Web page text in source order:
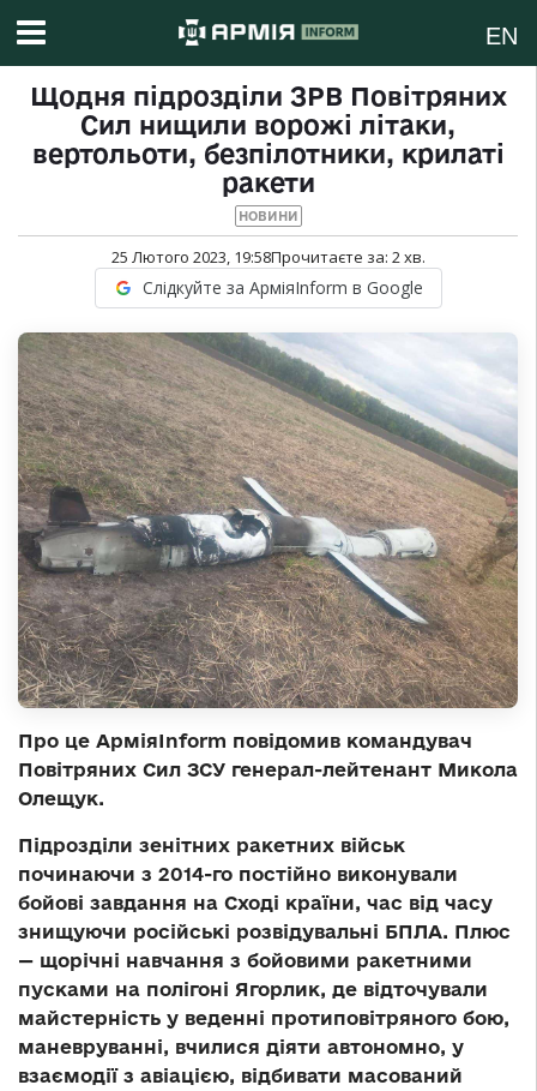
EN
Щодня підрозділи ЗРВ Повітряних
Сил нищили ворожі літаки,
вертольоти, безпілотники, крилаті
ракети
НОВИНИ
25 Лютого 2023, 19:58Прочитаєте за: 2хв.
Слідкуйте за АрміяInform в Google
Про це АрміяInform повідомив командувач
Повітряних Сил ЗСУ генерал-лейтенант Микола
Олещук.
Підрозділи зенітних ракетних військ
починаючи з 2014-го постійно виконували
бойові завдання на Сході країни, час від часу
знищуючи російські розвідувальні БПЛА. Плюс
— щорічні навчання з бойовими ракетними
пусками на полігоні Ягорлик, де відточували
майстерність у веденні протиповітряного бою,
маневруванні, вчилися діяти автономно, у
взаємодії з авіацією, відбивати масований